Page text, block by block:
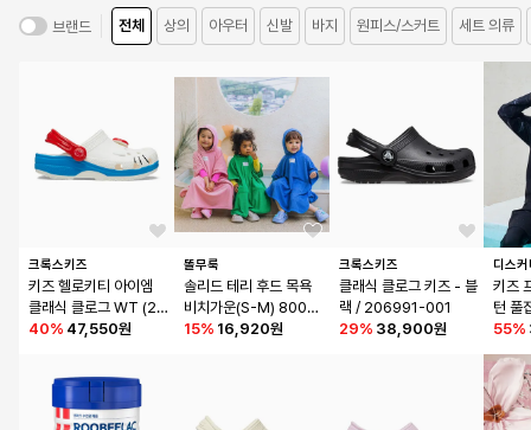
브랜드 전체 상의 아우터 신발 바지 원피스/스커트 세트 의류
크록스키즈
키즈 헬로키티 아이엠
클래식 클로그 WT (24
SKCL209454)
40% 47,550원
똘무룩
솔리드 테리 후드 목욕
비치가운(S-M) 80051
2
15% 16,920원
크록스키즈
클래식 클로그 키즈 - 블
랙 / 206991-001
29% 38,900원
디스
키즈
턴 풀
ACK)
55%